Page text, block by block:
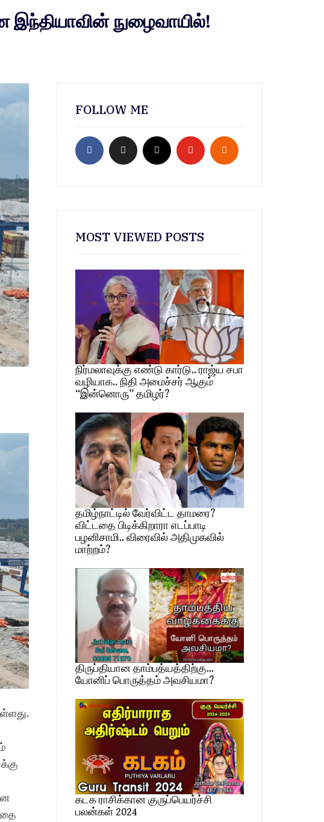
நுழைவாயில்!
FOLLOW ME
MOST VIEWED POSTS
நிர்மலாவுக்கு எண்டு கார்டு.. ராஜ்ய சபா
வழியாக.. நிதி அமைச்சர் ஆகும்
“இன்னொரு” தமிழர்?
தமிழ்நாட்டில் வேர்விட்ட தாமரை?
விட்டதை பிடிக்கிறாரா எடப்பாடி
பழனிசாமி.. விரைவில் அதிமுகவில்
மாற்றம்?
திருப்தியான தாம்பத்யத்திற்கு…
யோனிப் பொருத்தம் அவசியமா?
கடக ராசிக்கான குருப்பெயர்ச்சி
பலன்கள் 2024